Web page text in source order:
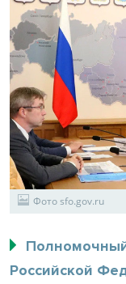
Фото sfo.gov.ru
Российской